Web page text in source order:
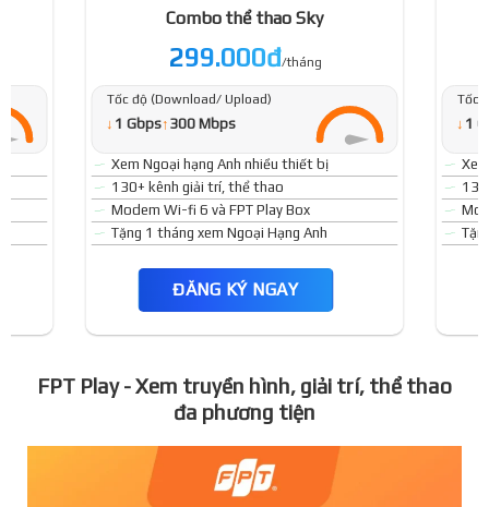
Combo thể thao Sky
299.000đ/tháng
Tốc độ (Download/ Upload)
↓ 1 Gbps↑ 300 Mbps
Xem Ngoại hạng Anh nhiều thiết bị
130+ kênh giải trí, thể thao
Modem Wi-fi 6 và FPT Play Box
Tặng 1 tháng xem Ngoại Hạng Anh
ĐĂNG KÝ NGAY
Tốc
↓ 1
FPT Play - Xem truyền hình, giải trí, thể thao
đa phương tiện